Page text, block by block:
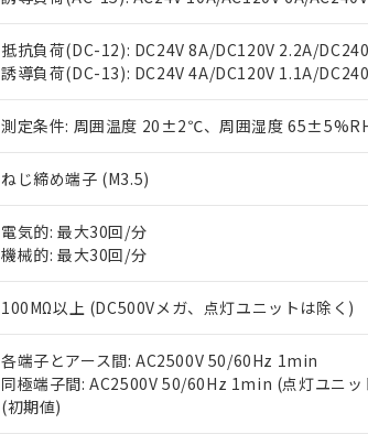
抵抗負荷(DC-12): DC24V 8A/DC120V 2.2A/
誘導負荷(DC-13): DC24V 4A/DC120V 1.1A/
測定条件: 周囲温度 20±2℃、周囲湿度
ねじ締め端子 (M3.5)
電気的: 最大30回/分
機械的: 最大30回/分
100MΩ以上 (DC500Vメガ、点灯ユニットは除く)
各端子とアース間: AC2500V 50/60Hz 1min
同極端子間: AC2500V 50/60Hz 1min (点灯ユニッ
(初期値)
在庫状況および標準価格結果を当社の事
す。
マイパーツ機能（部品リスト作成サービ
ている必要があります。
が、当社の製品・サービスに関するお客
さい。
※当社の共同利用者とは、
いる法人を指します。
部品在庫の切り替え状況などにより、予定月
※3 非含有証明書ダウンロード
EU RoHS指令（10物質）の非含有証明書
51物質の非含有証明書（当社基準）
※本証明書は発行日時点で非含有を証明するも
また、RoHS指令のフタル酸エステル類４物
混在することから備考欄に対応日を記載してお
既に当社にて対応品への在庫切替を完了して
「ｅ」：有害物質（10物質）のすべてが基準値
「10」：通常の使用状況下において有害物質
味します。
「－」：未確認です。当社販売部門へお問い合
たしません。
－
在庫なし(最新の在庫状況については
機器販売店・当社販売員にご確認く
空
白
受注生産機種、また在庫状況の情報